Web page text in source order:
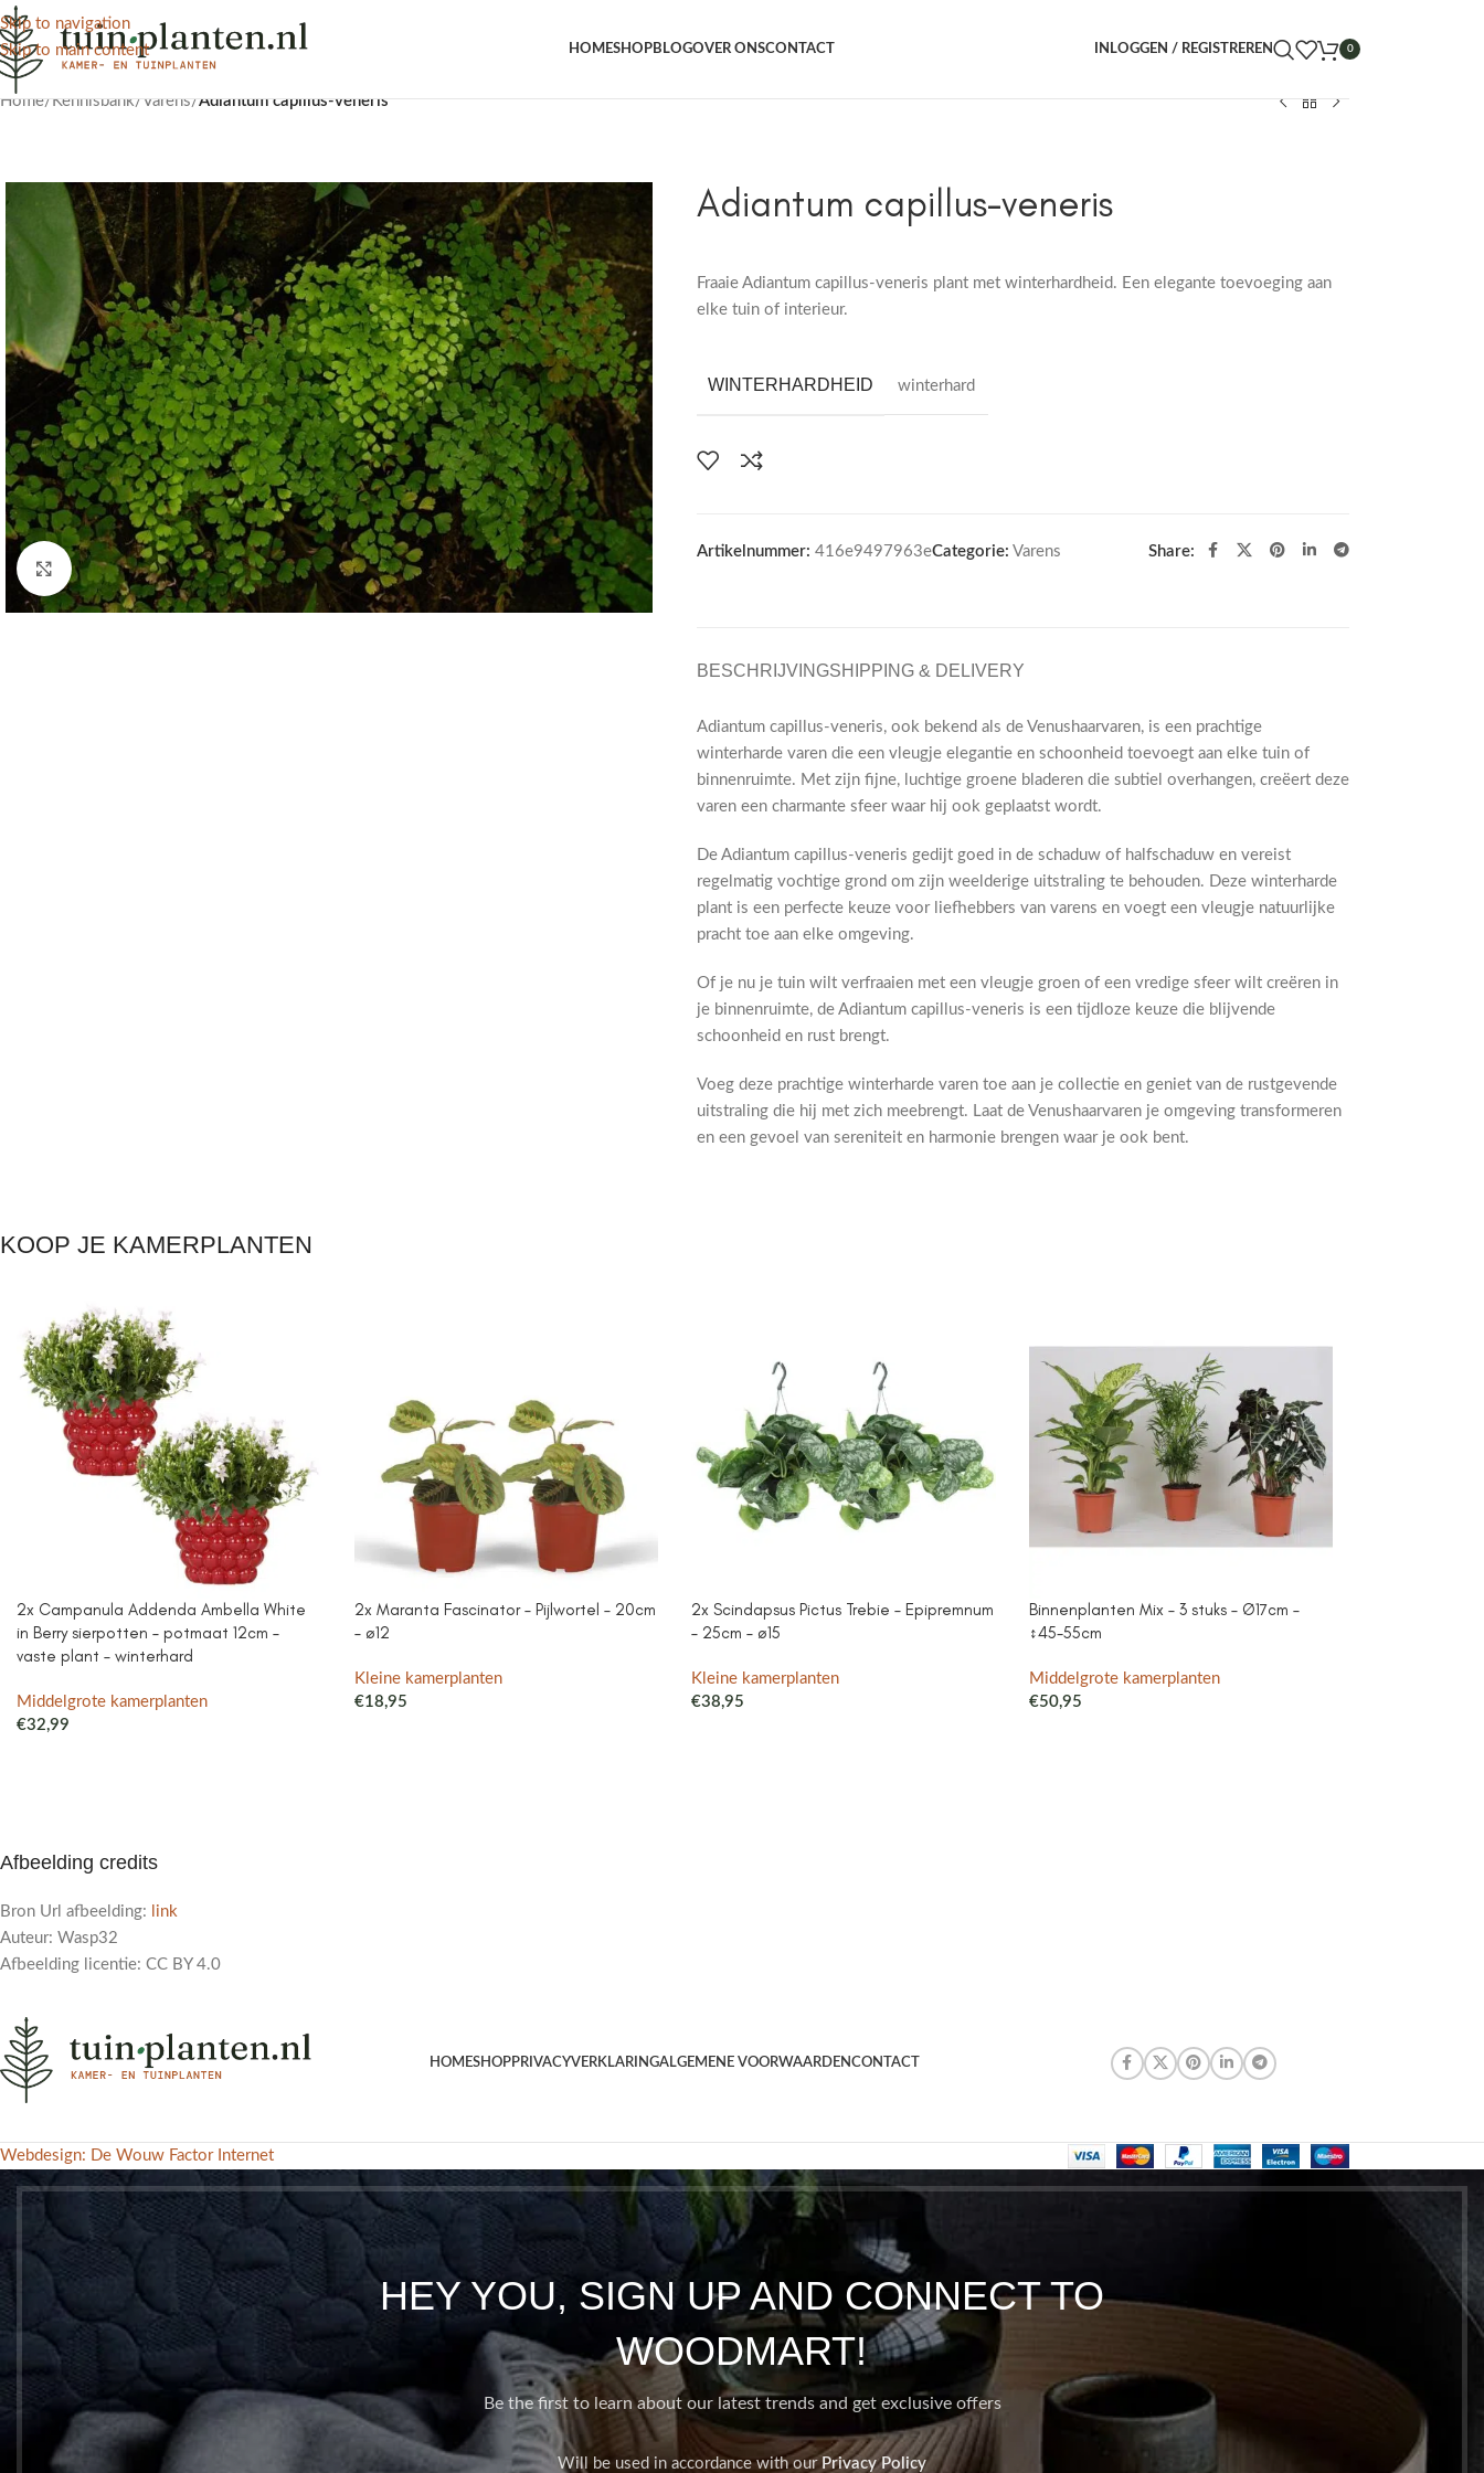
Skip to navigation
Skip to main content
HOMESHOPBLOGOVER ONSCONTACT INLOGGEN / REGISTREREN 0
Home/Kennisbank/Varens/Adiantum capillus-veneris
Click to enlarge
Adiantum capillus-veneris
Fraaie Adiantum capillus-veneris plant met winterhardheid. Een elegante toevoeging aan
elke tuin of interieur.
WINTERHARDHEID winterhard
Artikelnummer: 416e9497963eCategorie: Varens Share:
BESCHRIJVINGSHIPPING & DELIVERY
Adiantum capillus-veneris, ook bekend als de Venushaarvaren, is een prachtige
winterharde varen die een vleugje elegantie en schoonheid toevoegt aan elke tuin of
binnenruimte. Met zijn fijne, luchtige groene bladeren die subtiel overhangen, creëert deze
varen een charmante sfeer waar hij ook geplaatst wordt.
De Adiantum capillus-veneris gedijt goed in de schaduw of halfschaduw en vereist
regelmatig vochtige grond om zijn weelderige uitstraling te behouden. Deze winterharde
plant is een perfecte keuze voor liefhebbers van varens en voegt een vleugje natuurlijke
pracht toe aan elke omgeving.
Of je nu je tuin wilt verfraaien met een vleugje groen of een vredige sfeer wilt creëren in
je binnenruimte, de Adiantum capillus-veneris is een tijdloze keuze die blijvende
schoonheid en rust brengt.
Voeg deze prachtige winterharde varen toe aan je collectie en geniet van de rustgevende
uitstraling die hij met zich meebrengt. Laat de Venushaarvaren je omgeving transformeren
en een gevoel van sereniteit en harmonie brengen waar je ook bent.
KOOP JE KAMERPLANTEN
2x Campanula Addenda Ambella White
in Berry sierpotten – potmaat 12cm –
vaste plant – winterhard
Middelgrote kamerplanten
€32,99
2x Maranta Fascinator – Pijlwortel – 20cm
– ø12
Kleine kamerplanten
€18,95
2x Scindapsus Pictus Trebie – Epipremnum
– 25cm – ø15
Kleine kamerplanten
€38,95
Binnenplanten Mix – 3 stuks – Ø17cm –
↕45-55cm
Middelgrote kamerplanten
€50,95
Afbeelding credits
Bron Url afbeelding:
link
Auteur: Wasp32
Afbeelding licentie: CC BY 4.0
HOMESHOPPRIVACYVERKLARINGALGEMENE VOORWAARDENCONTACT
Webdesign: De Wouw Factor Internet
HEY YOU, SIGN UP AND CONNECT TO
WOODMART!
Be the first to learn about our latest trends and get exclusive offers
Will be used in accordance with ourPrivacy Policy